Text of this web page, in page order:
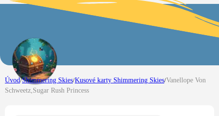
Úvod/Shimmering Skies/Kusové karty Shimmering Skies/Vanellope Von
Schweetz,Sugar Rush Princess